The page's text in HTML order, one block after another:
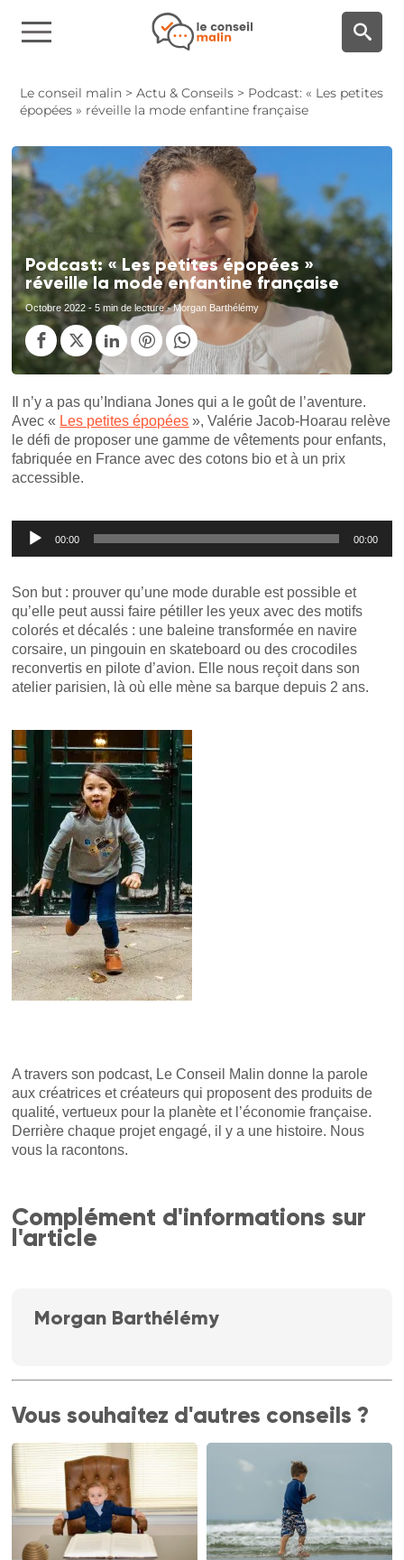
Le conseil malin >Actu & Conseils > Podcast: « Les petites
épopées » réveille la mode enfantine française
Podcast: « Les petites épopées »
réveille la mode enfantine française
Octobre 2022 - 5 min de lecture - Morgan Barthélémy
Il n’y a pas qu’Indiana Jones qui a le goût de l’aventure.
Avec « Les petites épopées », Valérie Jacob-Hoarau relève
le défi de proposer une gamme de vêtements pour enfants,
fabriquée en France avec des cotons bio et à un prix
accessible.
Lecteur
audio
00:00 00:00
Son but : prouver qu’une mode durable est possible et
qu’elle peut aussi faire pétiller les yeux avec des motifs
colorés et décalés : une baleine transformée en navire
corsaire, un pingouin en skateboard ou des crocodiles
reconvertis en pilote d’avion. Elle nous reçoit dans son
atelier parisien, là où elle mène sa barque depuis 2 ans.
A travers son podcast, Le Conseil Malin donne la parole
aux créatrices et créateurs qui proposent des produits de
qualité, vertueux pour la planète et l’économie française.
Derrière chaque projet engagé, il y a une histoire. Nous
vous la racontons.
Complément d'informations sur
l'article
Morgan Barthélémy
Vous souhaitez d'autres conseils ?